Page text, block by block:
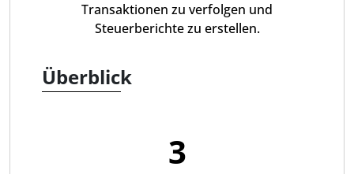
Transaktionen zu verfolgen und
Steuerberichte zu erstellen.
Überblick
3